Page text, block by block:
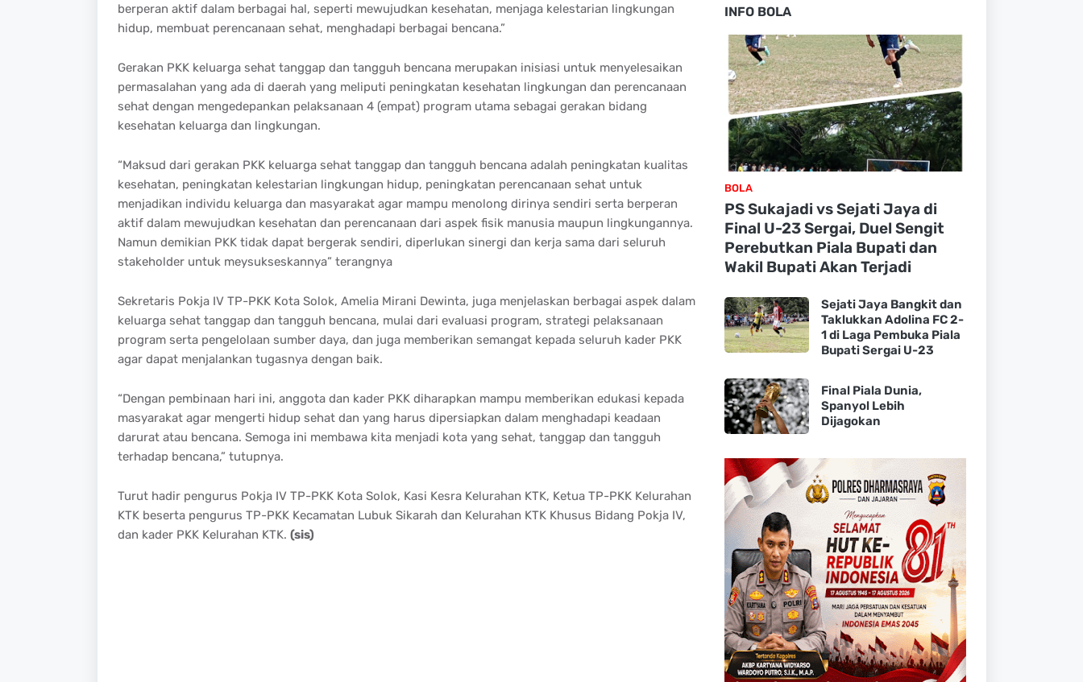
berperan aktif dalam berbagai hal, seperti mewujudkan kesehatan, menjaga kelestarian lingkungan
hidup, membuat perencanaan sehat, menghadapi berbagai bencana.”
Gerakan PKK keluarga sehat tanggap dan tangguh bencana merupakan inisiasi untuk menyelesaikan
permasalahan yang ada di daerah yang meliputi peningkatan kesehatan lingkungan dan perencanaan
sehat dengan mengedepankan pelaksanaan 4 (empat) program utama sebagai gerakan bidang
kesehatan keluarga dan lingkungan.
“Maksud dari gerakan PKK keluarga sehat tanggap dan tangguh bencana adalah peningkatan kualitas
kesehatan, peningkatan kelestarian lingkungan hidup, peningkatan perencanaan sehat untuk
menjadikan individu keluarga dan masyarakat agar mampu menolong dirinya sendiri serta berperan
aktif dalam mewujudkan kesehatan dan perencanaan dari aspek fisik manusia maupun lingkungannya.
Namun demikian PKK tidak dapat bergerak sendiri, diperlukan sinergi dan kerja sama dari seluruh
stakeholder untuk meysukseskannya” terangnya
Sekretaris Pokja IV TP-PKK Kota Solok, Amelia Mirani Dewinta, juga menjelaskan berbagai aspek dalam
keluarga sehat tanggap dan tangguh bencana, mulai dari evaluasi program, strategi pelaksanaan
program serta pengelolaan sumber daya, dan juga memberikan semangat kepada seluruh kader PKK
agar dapat menjalankan tugasnya dengan baik.
“Dengan pembinaan hari ini, anggota dan kader PKK diharapkan mampu memberikan edukasi kepada
masyarakat agar mengerti hidup sehat dan yang harus dipersiapkan dalam menghadapi keadaan
darurat atau bencana. Semoga ini membawa kita menjadi kota yang sehat, tanggap dan tangguh
terhadap bencana,” tutupnya.
Turut hadir pengurus Pokja IV TP-PKK Kota Solok, Kasi Kesra Kelurahan KTK, Ketua TP-PKK Kelurahan
KTK beserta pengurus TP-PKK Kecamatan Lubuk Sikarah dan Kelurahan KTK Khusus Bidang Pokja IV,
dan kader PKK Kelurahan KTK. (sis)
INFO BOLA
BOLA
PS Sukajadi vs Sejati Jaya di
Final U-23 Sergai, Duel Sengit
Perebutkan Piala Bupati dan
Wakil Bupati Akan Terjadi
Sejati Jaya Bangkit dan
Taklukkan Adolina FC 2-
1 di Laga Pembuka Piala
Bupati Sergai U-23
Final Piala Dunia,
Spanyol Lebih
Dijagokan